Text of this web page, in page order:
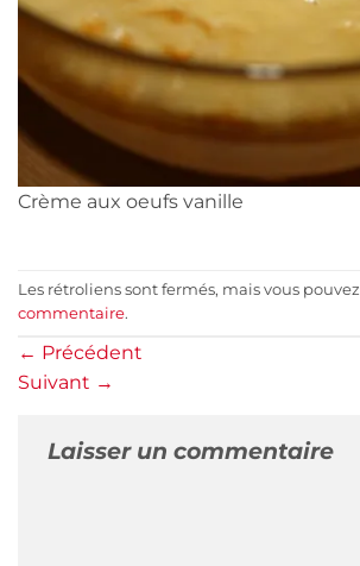
Crème aux oeufs vanille
Les rétroliens sont fermés, mais vous pouvez
commentaire.
← Précédent
Suivant →
Laisser un commentaire